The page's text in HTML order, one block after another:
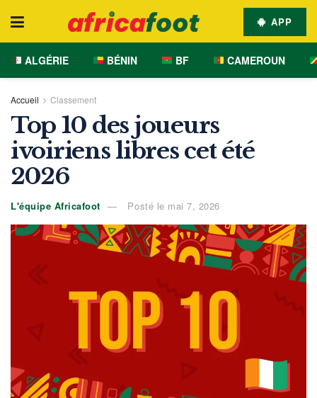
APP
ALGÉRIE BÉNIN BF CAMEROUN
Accueil Classement
Top 10 des joueurs
ivoiriens libres cet été
2026
L'équipe Africafoot Posté le mai 7, 2026